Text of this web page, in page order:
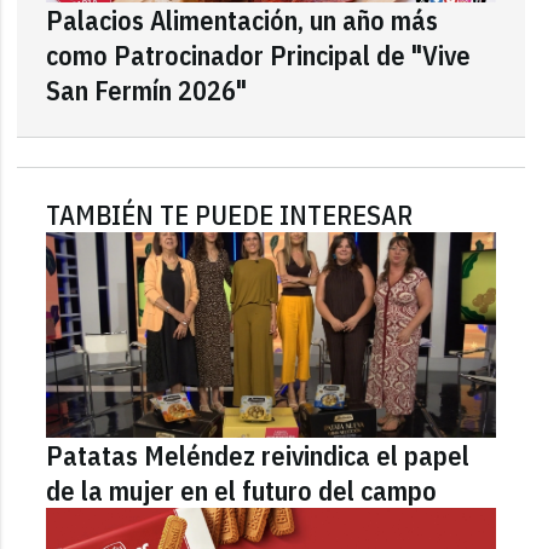
Palacios Alimentación, un año más
como Patrocinador Principal de "Vive
San Fermín 2026"
TAMBIÉN TE PUEDE INTERESAR
Patatas Meléndez reivindica el papel
de la mujer en el futuro del campo